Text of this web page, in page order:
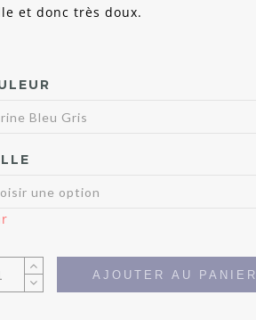
et donc très doux.
AJOUTER AU PANIER